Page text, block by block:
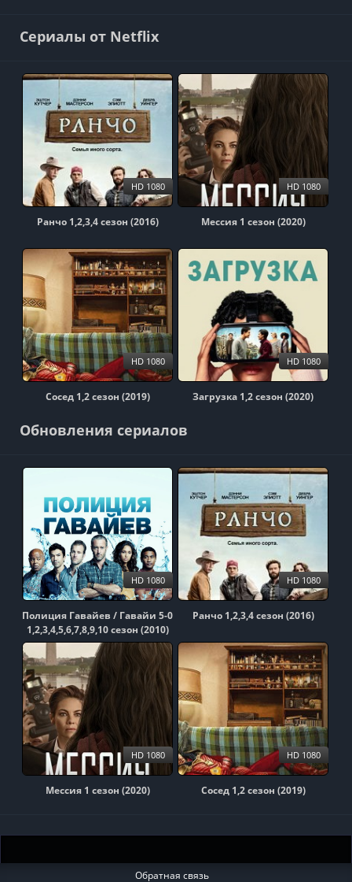
Сериалы от Netflix
Ранчо 1,2,3,4 сезон (2016)
HD 1080
Мессия 1 сезон (2020)
HD 1080
Сосед 1,2 сезон (2019)
HD 1080
Загрузка 1,2 сезон (2020)
HD 1080
Обновления сериалов
Полиция Гавайев / Гавайи 5-0
1,2,3,4,5,6,7,8,9,10 сезон (2010)
HD 1080
Ранчо 1,2,3,4 сезон (2016)
HD 1080
Мессия 1 сезон (2020)
HD 1080
Сосед 1,2 сезон (2019)
HD 1080
Обратная связь